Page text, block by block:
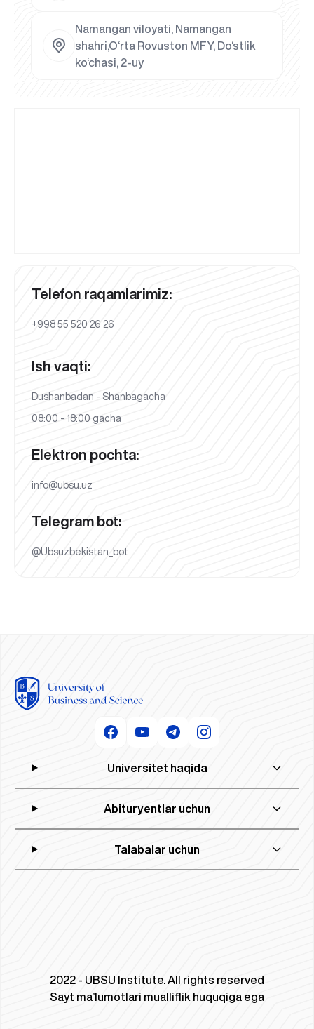
Namangan viloyati, Namangan
shahri,O‘rta Rovuston MFY, Do‘stlik
ko‘chasi, 2-uy
Telefon raqamlarimiz:
+998 55 520 26 26
Ish vaqti:
Dushanbadan - Shanbagacha
08:00 - 18:00 gacha
Elektron pochta:
info@ubsu.uz
Telegram bot:
@Ubsuzbekistan_bot
Universitet haqida
Abituryentlar uchun
Talabalar uchun
2022 - UBSU Institute. All rights reserved
Sayt ma’lumotlari mualliflik huquqiga ega